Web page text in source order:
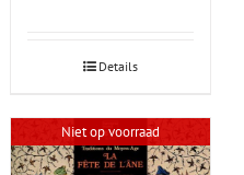
Details
Niet op voorraad